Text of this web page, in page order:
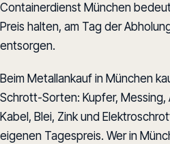
Containerdienst München
Preis halten, am Tag der
entsorgen.
Beim Metallankauf in München
Schrott-Sorten: Kupfer, Messing,
Kabel, Blei, Zink und
eigenen Tagespreis. Wer in